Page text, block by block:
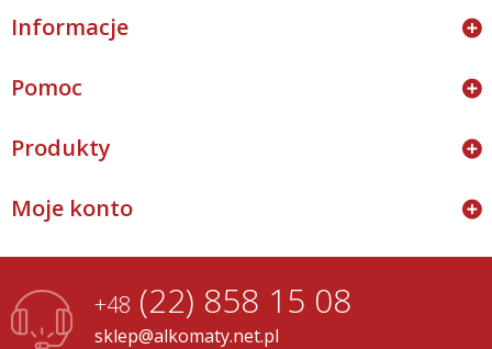
Informacje
Pomoc
Produkty
Moje konto
+48 (22) 858 15 08
sklep@alkomaty.net.pl